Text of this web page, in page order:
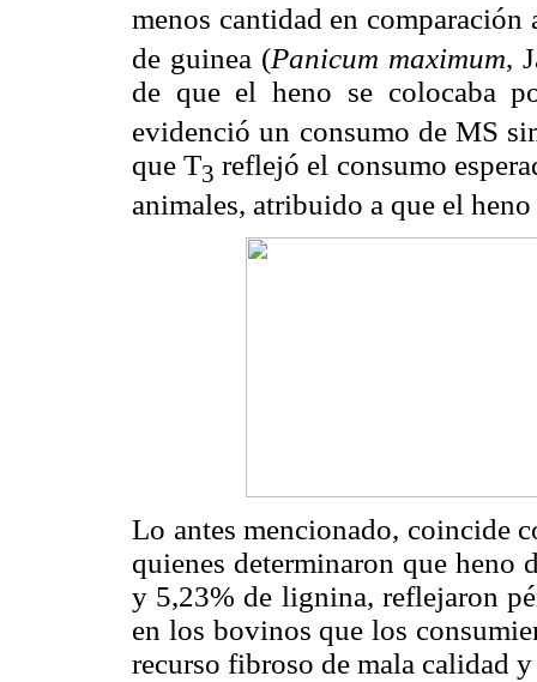
menos cantidad en comparación
de guinea (Panicum maximum,
de que el heno se colocaba
evidenció un consumo de MS
que T3 reflejó el consumo
animales, atribuido a que el
Lo antes mencionado, coincide
quienes determinaron que heno
y 5,23% de lignina, reflejaron
en los bovinos que los
recurso fibroso de mala calidad